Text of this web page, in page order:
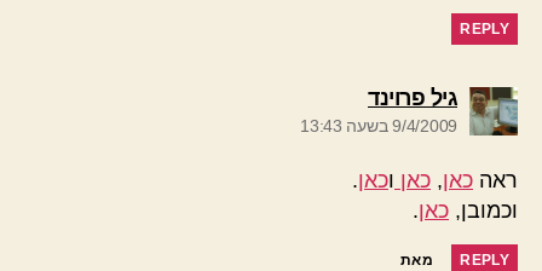
REPLY
גיל פרוינדאומר:
9/4/2009 בשעה 13:43
ראה כאן, כאן וכאן.
וכמובן, כאן.
REPLY מאת